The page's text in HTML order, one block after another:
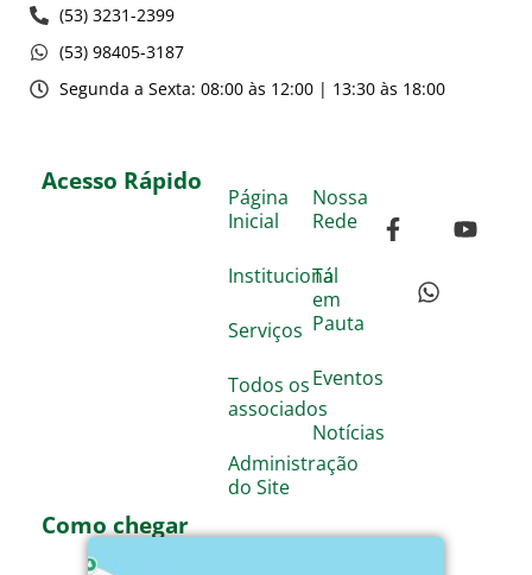
(53) 3231-2399
(53) 98405-3187
Segunda a Sexta: 08:00 às 12:00 | 13:30 às 18:00
Acesso Rápido
Página
Inicial
Institucional
Serviços
Todos os
associados
Administração
do Site
Nossa
Rede
Tá
em
Pauta
Eventos
Notícias
Como chegar